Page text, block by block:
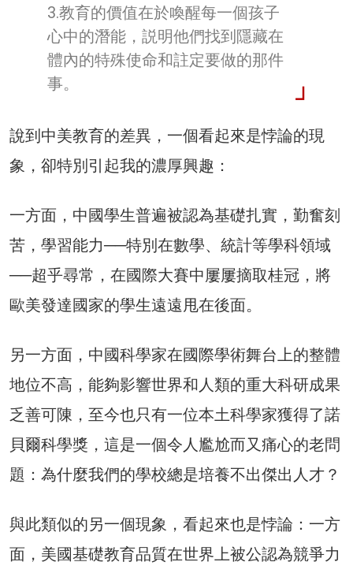
3.教育的價值在於喚醒每一個孩子
心中的潛能，説明他們找到隱藏在
體內的特殊使命和註定要做的那件
事。
說到中美教育的差異，一個看起來是悖論的現
象，卻特別引起我的濃厚興趣：
一方面，中國學生普遍被認為基礎扎實，勤奮刻
苦，學習能力──特別在數學、統計等學科領域
──超乎尋常，在國際大賽中屢屢摘取桂冠，將
歐美發達國家的學生遠遠甩在後面。
另一方面，中國科學家在國際學術舞台上的整體
地位不高，能夠影響世界和人類的重大科研成果
乏善可陳，至今也只有一位本土科學家獲得了諾
貝爾科學獎，這是一個令人尷尬而又痛心的老問
題：為什麼我們的學校總是培養不出傑出人才？
與此類似的另一個現象，看起來也是悖論：一方
面，美國基礎教育品質在世界上被公認為競爭力